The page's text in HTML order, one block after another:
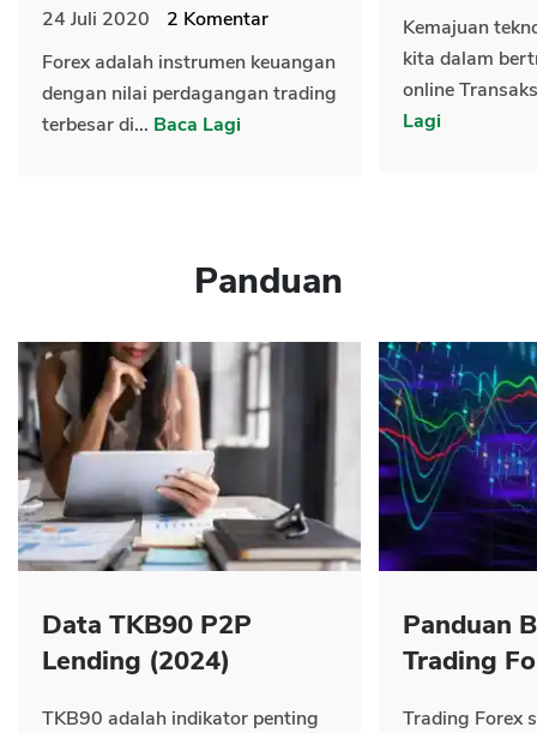
24 Juli 2020 2 Komentar
Forex adalah instrumen keuangan
dengan nilai perdagangan trading
terbesar di... Baca Lagi
Kemajuan
kita dalam
online
Lagi
Panduan
Data TKB90 P2P
Lending (2024)
TKB90 adalah indikator penting
Panduan
Trading
Trading Forex